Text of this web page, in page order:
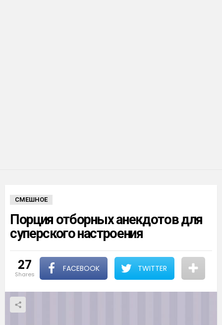
СМЕШНОЕ
Порция отборных анекдотов для
суперского настроения
27
shares
FACEBOOK TWITTER